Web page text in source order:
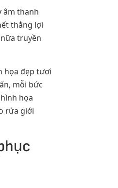
âm thanh
thắng lợi
truyền
họa đẹp tươi
mỗi bức
họa
rứa giới